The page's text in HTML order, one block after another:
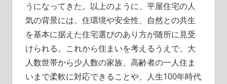
うになってきた。以上のように、平屋住宅の人
気の背景には、住環境や安全性、自然との共生
を基本に据えた住宅選びのあり方が随所に見受
けられる。これから住まいを考えるうえで、大
人数世帯から少人数の家族、高齢者の一人住ま
いまで柔軟に対応できることや、人生100年時代